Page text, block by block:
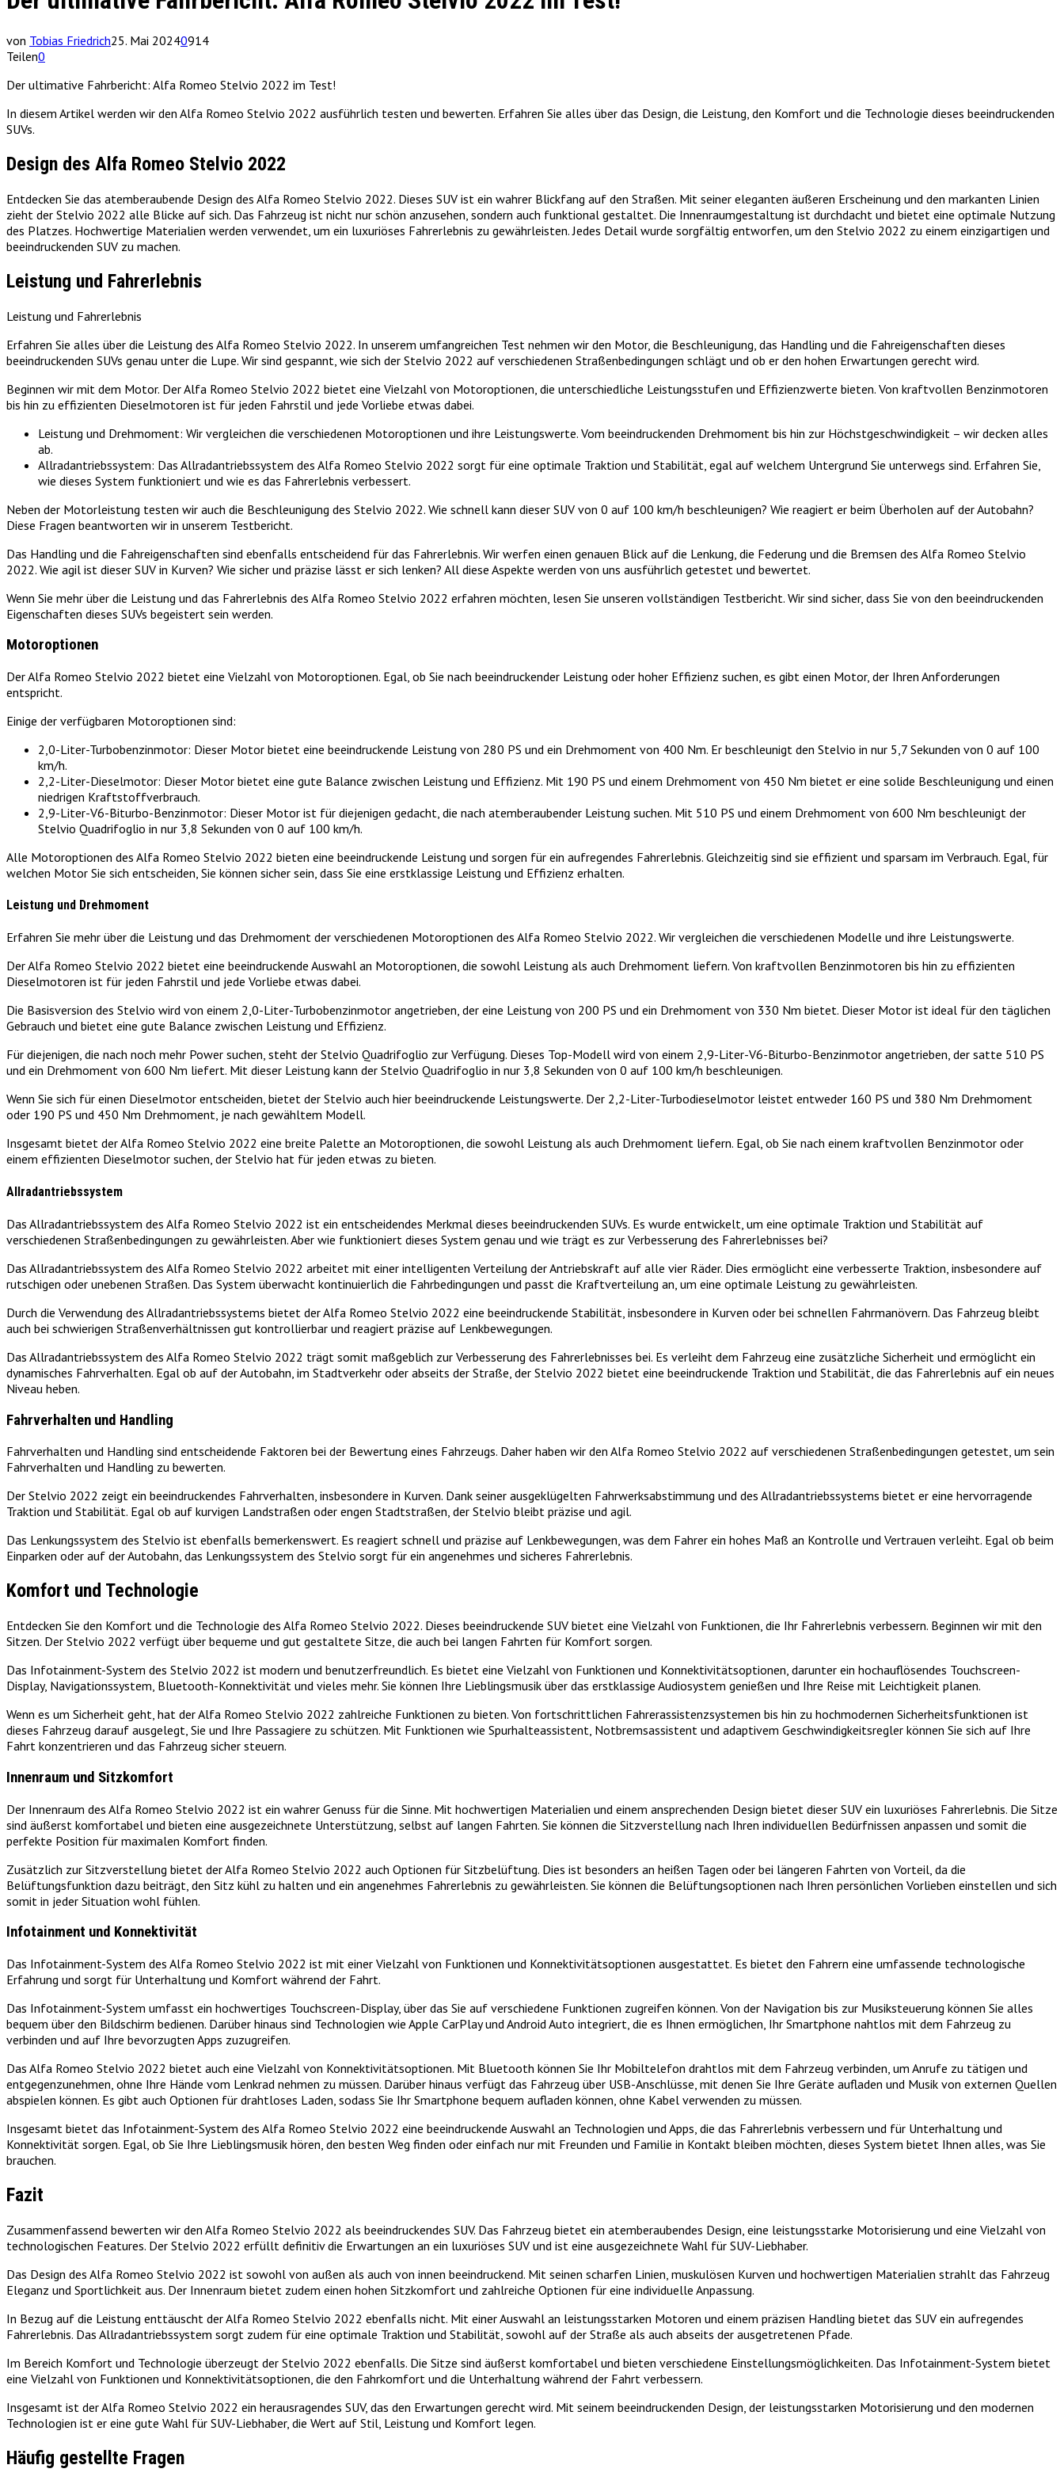
von Tobias Friedrich25. Mai 20240914
Teilen0
Der ultimative Fahrbericht: Alfa Romeo Stelvio 2022 im Test!
In diesem Artikel werden wir den Alfa Romeo Stelvio 2022 ausführlich testen und bewerten. Erfahren Sie alles über das Design, die Leistung, den Komfort und die Technologie dieses beeindruckenden
SUVs.
Design des Alfa Romeo Stelvio 2022
Entdecken Sie das atemberaubende Design des Alfa Romeo Stelvio 2022. Dieses SUV ist ein wahrer Blickfang auf den Straßen. Mit seiner eleganten äußeren Erscheinung und den markanten Linien
zieht der Stelvio 2022 alle Blicke auf sich. Das Fahrzeug ist nicht nur schön anzusehen, sondern auch funktional gestaltet. Die Innenraumgestaltung ist durchdacht und bietet eine optimale Nutzung
des Platzes. Hochwertige Materialien werden verwendet, um ein luxuriöses Fahrerlebnis zu gewährleisten. Jedes Detail wurde sorgfältig entworfen, um den Stelvio 2022 zu einem einzigartigen und
beeindruckenden SUV zu machen.
Leistung und Fahrerlebnis
Leistung und Fahrerlebnis
Erfahren Sie alles über die Leistung des Alfa Romeo Stelvio 2022. In unserem umfangreichen Test nehmen wir den Motor, die Beschleunigung, das Handling und die Fahreigenschaften dieses
beeindruckenden SUVs genau unter die Lupe. Wir sind gespannt, wie sich der Stelvio 2022 auf verschiedenen Straßenbedingungen schlägt und ob er den hohen Erwartungen gerecht wird.
Beginnen wir mit dem Motor. Der Alfa Romeo Stelvio 2022 bietet eine Vielzahl von Motoroptionen, die unterschiedliche Leistungsstufen und Effizienzwerte bieten. Von kraftvollen Benzinmotoren
bis hin zu effizienten Dieselmotoren ist für jeden Fahrstil und jede Vorliebe etwas dabei.
Leistung und Drehmoment: Wir vergleichen die verschiedenen Motoroptionen und ihre Leistungswerte. Vom beeindruckenden Drehmoment bis hin zur Höchstgeschwindigkeit – wir decken alles
ab.
Allradantriebssystem: Das Allradantriebssystem des Alfa Romeo Stelvio 2022 sorgt für eine optimale Traktion und Stabilität, egal auf welchem Untergrund Sie unterwegs sind. Erfahren Sie,
wie dieses System funktioniert und wie es das Fahrerlebnis verbessert.
Neben der Motorleistung testen wir auch die Beschleunigung des Stelvio 2022. Wie schnell kann dieser SUV von 0 auf 100 km/h beschleunigen? Wie reagiert er beim Überholen auf der Autobahn?
Diese Fragen beantworten wir in unserem Testbericht.
Das Handling und die Fahreigenschaften sind ebenfalls entscheidend für das Fahrerlebnis. Wir werfen einen genauen Blick auf die Lenkung, die Federung und die Bremsen des Alfa Romeo Stelvio
2022. Wie agil ist dieser SUV in Kurven? Wie sicher und präzise lässt er sich lenken? All diese Aspekte werden von uns ausführlich getestet und bewertet.
Wenn Sie mehr über die Leistung und das Fahrerlebnis des Alfa Romeo Stelvio 2022 erfahren möchten, lesen Sie unseren vollständigen Testbericht. Wir sind sicher, dass Sie von den beeindruckenden
Eigenschaften dieses SUVs begeistert sein werden.
Motoroptionen
Der Alfa Romeo Stelvio 2022 bietet eine Vielzahl von Motoroptionen. Egal, ob Sie nach beeindruckender Leistung oder hoher Effizienz suchen, es gibt einen Motor, der Ihren Anforderungen
entspricht.
Einige der verfügbaren Motoroptionen sind:
2,0-Liter-Turbobenzinmotor: Dieser Motor bietet eine beeindruckende Leistung von 280 PS und ein Drehmoment von 400 Nm. Er beschleunigt den Stelvio in nur 5,7 Sekunden von 0 auf 100
km/h.
2,2-Liter-Dieselmotor: Dieser Motor bietet eine gute Balance zwischen Leistung und Effizienz. Mit 190 PS und einem Drehmoment von 450 Nm bietet er eine solide Beschleunigung und einen
niedrigen Kraftstoffverbrauch.
2,9-Liter-V6-Biturbo-Benzinmotor: Dieser Motor ist für diejenigen gedacht, die nach atemberaubender Leistung suchen. Mit 510 PS und einem Drehmoment von 600 Nm beschleunigt der
Stelvio Quadrifoglio in nur 3,8 Sekunden von 0 auf 100 km/h.
Alle Motoroptionen des Alfa Romeo Stelvio 2022 bieten eine beeindruckende Leistung und sorgen für ein aufregendes Fahrerlebnis. Gleichzeitig sind sie effizient und sparsam im Verbrauch. Egal, für
welchen Motor Sie sich entscheiden, Sie können sicher sein, dass Sie eine erstklassige Leistung und Effizienz erhalten.
Leistung und Drehmoment
Erfahren Sie mehr über die Leistung und das Drehmoment der verschiedenen Motoroptionen des Alfa Romeo Stelvio 2022. Wir vergleichen die verschiedenen Modelle und ihre Leistungswerte.
Der Alfa Romeo Stelvio 2022 bietet eine beeindruckende Auswahl an Motoroptionen, die sowohl Leistung als auch Drehmoment liefern. Von kraftvollen Benzinmotoren bis hin zu effizienten
Dieselmotoren ist für jeden Fahrstil und jede Vorliebe etwas dabei.
Die Basisversion des Stelvio wird von einem 2,0-Liter-Turbobenzinmotor angetrieben, der eine Leistung von 200 PS und ein Drehmoment von 330 Nm bietet. Dieser Motor ist ideal für den täglichen
Gebrauch und bietet eine gute Balance zwischen Leistung und Effizienz.
Für diejenigen, die nach noch mehr Power suchen, steht der Stelvio Quadrifoglio zur Verfügung. Dieses Top-Modell wird von einem 2,9-Liter-V6-Biturbo-Benzinmotor angetrieben, der satte 510 PS
und ein Drehmoment von 600 Nm liefert. Mit dieser Leistung kann der Stelvio Quadrifoglio in nur 3,8 Sekunden von 0 auf 100 km/h beschleunigen.
Wenn Sie sich für einen Dieselmotor entscheiden, bietet der Stelvio auch hier beeindruckende Leistungswerte. Der 2,2-Liter-Turbodieselmotor leistet entweder 160 PS und 380 Nm Drehmoment
oder 190 PS und 450 Nm Drehmoment, je nach gewähltem Modell.
Insgesamt bietet der Alfa Romeo Stelvio 2022 eine breite Palette an Motoroptionen, die sowohl Leistung als auch Drehmoment liefern. Egal, ob Sie nach einem kraftvollen Benzinmotor oder
einem effizienten Dieselmotor suchen, der Stelvio hat für jeden etwas zu bieten.
Allradantriebssystem
Das Allradantriebssystem des Alfa Romeo Stelvio 2022 ist ein entscheidendes Merkmal dieses beeindruckenden SUVs. Es wurde entwickelt, um eine optimale Traktion und Stabilität auf
verschiedenen Straßenbedingungen zu gewährleisten. Aber wie funktioniert dieses System genau und wie trägt es zur Verbesserung des Fahrerlebnisses bei?
Das Allradantriebssystem des Alfa Romeo Stelvio 2022 arbeitet mit einer intelligenten Verteilung der Antriebskraft auf alle vier Räder. Dies ermöglicht eine verbesserte Traktion, insbesondere auf
rutschigen oder unebenen Straßen. Das System überwacht kontinuierlich die Fahrbedingungen und passt die Kraftverteilung an, um eine optimale Leistung zu gewährleisten.
Durch die Verwendung des Allradantriebssystems bietet der Alfa Romeo Stelvio 2022 eine beeindruckende Stabilität, insbesondere in Kurven oder bei schnellen Fahrmanövern. Das Fahrzeug bleibt
auch bei schwierigen Straßenverhältnissen gut kontrollierbar und reagiert präzise auf Lenkbewegungen.
Das Allradantriebssystem des Alfa Romeo Stelvio 2022 trägt somit maßgeblich zur Verbesserung des Fahrerlebnisses bei. Es verleiht dem Fahrzeug eine zusätzliche Sicherheit und ermöglicht ein
dynamisches Fahrverhalten. Egal ob auf der Autobahn, im Stadtverkehr oder abseits der Straße, der Stelvio 2022 bietet eine beeindruckende Traktion und Stabilität, die das Fahrerlebnis auf ein neues
Niveau heben.
Fahrverhalten und Handling
Fahrverhalten und Handling sind entscheidende Faktoren bei der Bewertung eines Fahrzeugs. Daher haben wir den Alfa Romeo Stelvio 2022 auf verschiedenen Straßenbedingungen getestet, um sein
Fahrverhalten und Handling zu bewerten.
Der Stelvio 2022 zeigt ein beeindruckendes Fahrverhalten, insbesondere in Kurven. Dank seiner ausgeklügelten Fahrwerksabstimmung und des Allradantriebssystems bietet er eine hervorragende
Traktion und Stabilität. Egal ob auf kurvigen Landstraßen oder engen Stadtstraßen, der Stelvio bleibt präzise und agil.
Das Lenkungssystem des Stelvio ist ebenfalls bemerkenswert. Es reagiert schnell und präzise auf Lenkbewegungen, was dem Fahrer ein hohes Maß an Kontrolle und Vertrauen verleiht. Egal ob beim
Einparken oder auf der Autobahn, das Lenkungssystem des Stelvio sorgt für ein angenehmes und sicheres Fahrerlebnis.
Komfort und Technologie
Entdecken Sie den Komfort und die Technologie des Alfa Romeo Stelvio 2022. Dieses beeindruckende SUV bietet eine Vielzahl von Funktionen, die Ihr Fahrerlebnis verbessern. Beginnen wir mit den
Sitzen. Der Stelvio 2022 verfügt über bequeme und gut gestaltete Sitze, die auch bei langen Fahrten für Komfort sorgen.
Das Infotainment-System des Stelvio 2022 ist modern und benutzerfreundlich. Es bietet eine Vielzahl von Funktionen und Konnektivitätsoptionen, darunter ein hochauflösendes Touchscreen-
Display, Navigationssystem, Bluetooth-Konnektivität und vieles mehr. Sie können Ihre Lieblingsmusik über das erstklassige Audiosystem genießen und Ihre Reise mit Leichtigkeit planen.
Wenn es um Sicherheit geht, hat der Alfa Romeo Stelvio 2022 zahlreiche Funktionen zu bieten. Von fortschrittlichen Fahrerassistenzsystemen bis hin zu hochmodernen Sicherheitsfunktionen ist
dieses Fahrzeug darauf ausgelegt, Sie und Ihre Passagiere zu schützen. Mit Funktionen wie Spurhalteassistent, Notbremsassistent und adaptivem Geschwindigkeitsregler können Sie sich auf Ihre
Fahrt konzentrieren und das Fahrzeug sicher steuern.
Innenraum und Sitzkomfort
Der Innenraum des Alfa Romeo Stelvio 2022 ist ein wahrer Genuss für die Sinne. Mit hochwertigen Materialien und einem ansprechenden Design bietet dieser SUV ein luxuriöses Fahrerlebnis. Die Sitze
sind äußerst komfortabel und bieten eine ausgezeichnete Unterstützung, selbst auf langen Fahrten. Sie können die Sitzverstellung nach Ihren individuellen Bedürfnissen anpassen und somit die
perfekte Position für maximalen Komfort finden.
Zusätzlich zur Sitzverstellung bietet der Alfa Romeo Stelvio 2022 auch Optionen für Sitzbelüftung. Dies ist besonders an heißen Tagen oder bei längeren Fahrten von Vorteil, da die
Belüftungsfunktion dazu beiträgt, den Sitz kühl zu halten und ein angenehmes Fahrerlebnis zu gewährleisten. Sie können die Belüftungsoptionen nach Ihren persönlichen Vorlieben einstellen und sich
somit in jeder Situation wohl fühlen.
Infotainment und Konnektivität
Das Infotainment-System des Alfa Romeo Stelvio 2022 ist mit einer Vielzahl von Funktionen und Konnektivitätsoptionen ausgestattet. Es bietet den Fahrern eine umfassende technologische
Erfahrung und sorgt für Unterhaltung und Komfort während der Fahrt.
Das Infotainment-System umfasst ein hochwertiges Touchscreen-Display, über das Sie auf verschiedene Funktionen zugreifen können. Von der Navigation bis zur Musiksteuerung können Sie alles
bequem über den Bildschirm bedienen. Darüber hinaus sind Technologien wie Apple CarPlay und Android Auto integriert, die es Ihnen ermöglichen, Ihr Smartphone nahtlos mit dem Fahrzeug zu
verbinden und auf Ihre bevorzugten Apps zuzugreifen.
Das Alfa Romeo Stelvio 2022 bietet auch eine Vielzahl von Konnektivitätsoptionen. Mit Bluetooth können Sie Ihr Mobiltelefon drahtlos mit dem Fahrzeug verbinden, um Anrufe zu tätigen und
entgegenzunehmen, ohne Ihre Hände vom Lenkrad nehmen zu müssen. Darüber hinaus verfügt das Fahrzeug über USB-Anschlüsse, mit denen Sie Ihre Geräte aufladen und Musik von externen Quellen
abspielen können. Es gibt auch Optionen für drahtloses Laden, sodass Sie Ihr Smartphone bequem aufladen können, ohne Kabel verwenden zu müssen.
Insgesamt bietet das Infotainment-System des Alfa Romeo Stelvio 2022 eine beeindruckende Auswahl an Technologien und Apps, die das Fahrerlebnis verbessern und für Unterhaltung und
Konnektivität sorgen. Egal, ob Sie Ihre Lieblingsmusik hören, den besten Weg finden oder einfach nur mit Freunden und Familie in Kontakt bleiben möchten, dieses System bietet Ihnen alles, was Sie
brauchen.
Fazit
Zusammenfassend bewerten wir den Alfa Romeo Stelvio 2022 als beeindruckendes SUV. Das Fahrzeug bietet ein atemberaubendes Design, eine leistungsstarke Motorisierung und eine Vielzahl von
technologischen Features. Der Stelvio 2022 erfüllt definitiv die Erwartungen an ein luxuriöses SUV und ist eine ausgezeichnete Wahl für SUV-Liebhaber.
Das Design des Alfa Romeo Stelvio 2022 ist sowohl von außen als auch von innen beeindruckend. Mit seinen scharfen Linien, muskulösen Kurven und hochwertigen Materialien strahlt das Fahrzeug
Eleganz und Sportlichkeit aus. Der Innenraum bietet zudem einen hohen Sitzkomfort und zahlreiche Optionen für eine individuelle Anpassung.
In Bezug auf die Leistung enttäuscht der Alfa Romeo Stelvio 2022 ebenfalls nicht. Mit einer Auswahl an leistungsstarken Motoren und einem präzisen Handling bietet das SUV ein aufregendes
Fahrerlebnis. Das Allradantriebssystem sorgt zudem für eine optimale Traktion und Stabilität, sowohl auf der Straße als auch abseits der ausgetretenen Pfade.
Im Bereich Komfort und Technologie überzeugt der Stelvio 2022 ebenfalls. Die Sitze sind äußerst komfortabel und bieten verschiedene Einstellungsmöglichkeiten. Das Infotainment-System bietet
eine Vielzahl von Funktionen und Konnektivitätsoptionen, die den Fahrkomfort und die Unterhaltung während der Fahrt verbessern.
Insgesamt ist der Alfa Romeo Stelvio 2022 ein herausragendes SUV, das den Erwartungen gerecht wird. Mit seinem beeindruckenden Design, der leistungsstarken Motorisierung und den modernen
Technologien ist er eine gute Wahl für SUV-Liebhaber, die Wert auf Stil, Leistung und Komfort legen.
Häufig gestellte Fragen